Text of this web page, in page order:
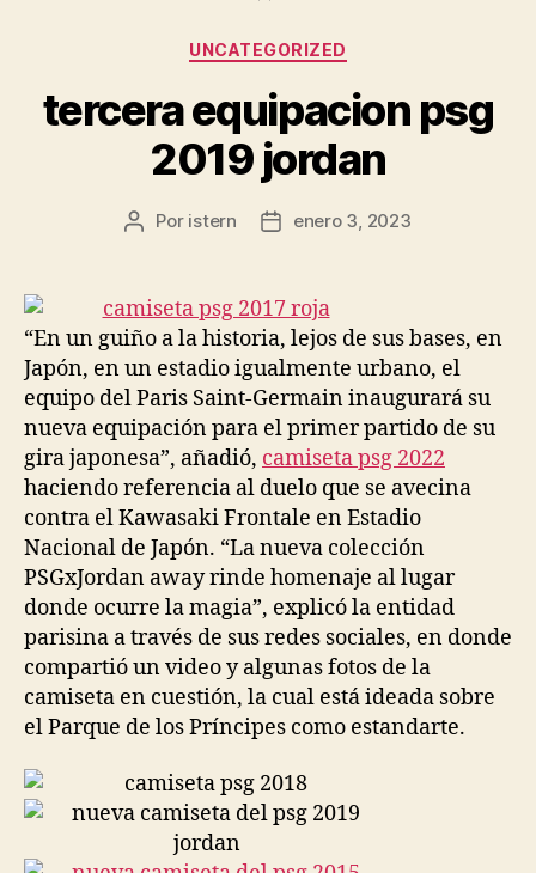
Categorías
UNCATEGORIZED
tercera equipacion psg
2019 jordan
Autor
entrada
Por istern
Fecha
entrada
enero 3, 2023
“En un guiño a la historia, lejos de sus bases, en
Japón, en un estadio igualmente urbano, el
equipo del Paris Saint-Germain inaugurará su
nueva equipación para el primer partido de su
gira japonesa”, añadió, camiseta psg 2022
haciendo referencia al duelo que se avecina
contra el Kawasaki Frontale en Estadio
Nacional de Japón. “La nueva colección
PSGxJordan away rinde homenaje al lugar
donde ocurre la magia”, explicó la entidad
parisina a través de sus redes sociales, en donde
compartió un video y algunas fotos de la
camiseta en cuestión, la cual está ideada sobre
el Parque de los Príncipes como estandarte.